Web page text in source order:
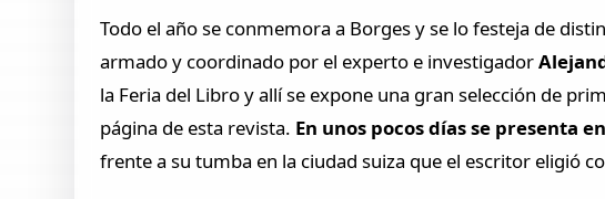
Todo el año se conmemora a Borges y se lo festeja de
armado y coordinado por el experto e investigador
la Feria del Libro y allí se expone una gran selección de
página de esta revista. En unos pocos días se presenta
frente a su tumba en la ciudad suiza que el escritor eligió